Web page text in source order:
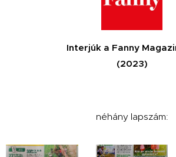
Interjúk a Fanny
(2023)
néhány lapszám: